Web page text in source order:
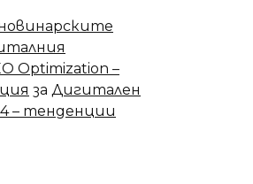
Optimization –
за Дигитален
– тенденции